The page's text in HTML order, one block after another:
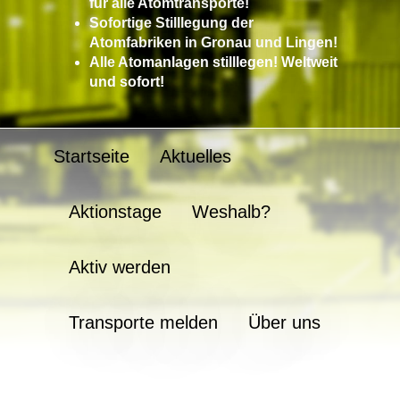
für alle Atomtransporte!
Sofortige Stilllegung der
Atomfabriken in Gronau und Lingen!
Alle Atomanlagen stilllegen! Weltweit
und sofort!
Startseite Aktuelles
Aktionstage Weshalb?
Aktiv werden
Transporte melden Über uns